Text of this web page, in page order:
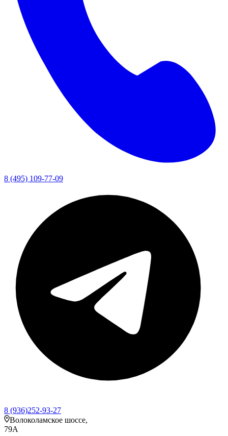
8 (495) 109-77-09
8 (936)252-93-27
Волоколамское шоссе,
79А